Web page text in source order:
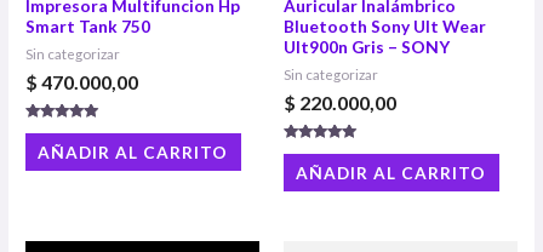
Impresora Multifuncion Hp
Smart Tank 750
Sin categorizar
$ 470.000,00
Valorado con
5.00
de 5
AÑADIR AL CARRITO
Auricular Inalámbrico
Bluetooth Sony Ult Wear
Ult900n Gris – SONY
Sin categorizar
$ 220.000,00
Valorado con
5.00
de 5
AÑADIR AL CARRITO